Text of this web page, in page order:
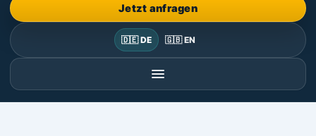
Jetzt anfragen
🇩🇪 DE 🇬🇧 EN